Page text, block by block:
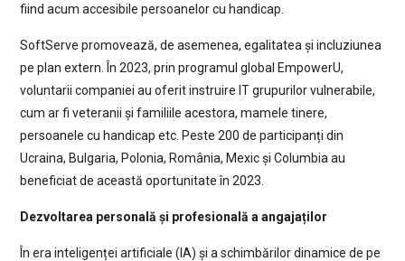
fiind acum accesibile persoanelor cu handicap.
SoftServe promovează, de asemenea, egalitatea și incluziunea
pe plan extern. În 2023, prin programul global EmpowerU,
voluntarii companiei au oferit instruire IT grupurilor vulnerabile,
cum ar fi veteranii și familiile acestora, mamele tinere,
persoanele cu handicap etc. Peste 200 de participanți din
Ucraina, Bulgaria, Polonia, România, Mexic și Columbia au
beneficiat de această oportunitate în 2023.
Dezvoltarea personală și profesională a angajaților
În era inteligenței artificiale (IA) și a schimbărilor dinamice de pe